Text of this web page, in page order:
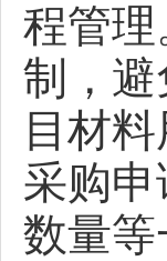
程管
制，
目材
采购
数量